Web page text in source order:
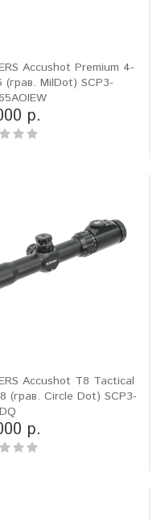
Accushot Premium 4-
(грав. MilDot) SCP3-
р.
Accushot T8 Tactical
(грав. Circle Dot) SCP3-
р.